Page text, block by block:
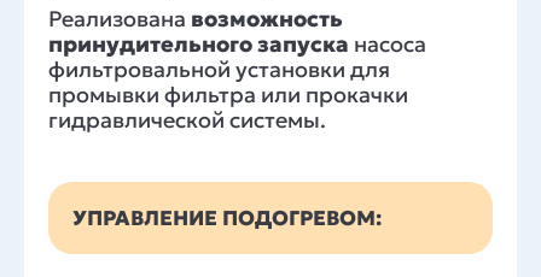
Реализована возможность
принудительного запуска насоса
фильтровальной установки для
промывки фильтра или прокачки
гидравлической системы.
УПРАВЛЕНИЕ ПОДОГРЕВОМ: